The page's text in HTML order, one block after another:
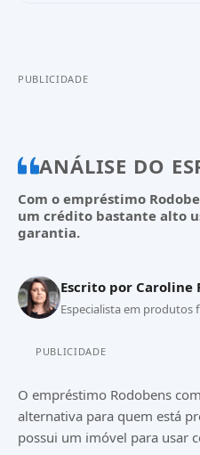
PUBLICIDADE
ANÁLISE DO
Com o empréstimo
um crédito bastante alto
garantia.
Escrito por Caroline
Especialista em produtos
PUBLICIDADE
O empréstimo Rodobens
alternativa para quem está
possui um imóvel para usar